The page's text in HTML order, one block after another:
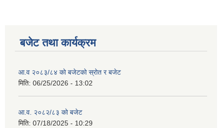
बजेट तथा कार्यक्रम
आ.व २०८३/८४ को बजेटको स्रोत र बजेट
मिति: 06/25/2026 - 13:02
आ.व. २०८२/८३ को बजेट
मिति: 07/18/2025 - 10:29